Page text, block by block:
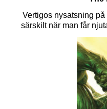
Vertigos nysatsning
särskilt när man får